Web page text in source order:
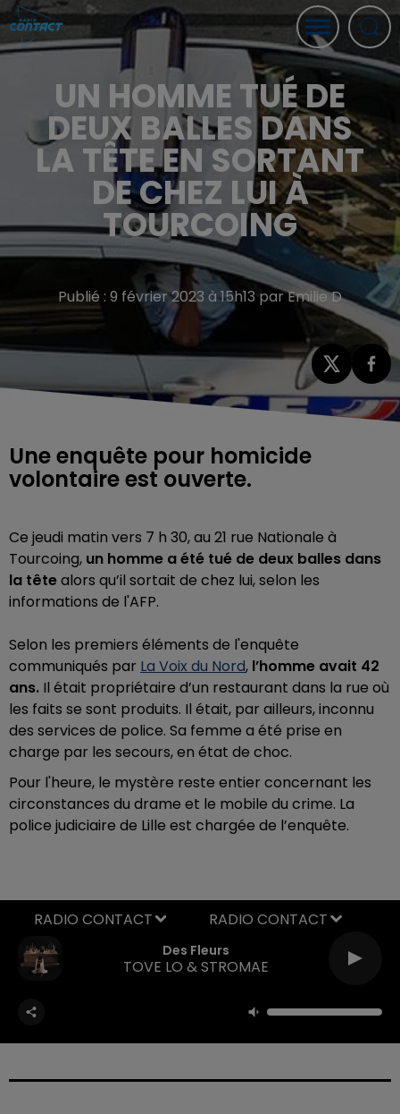
UN HOMME TUÉ DE
DEUX BALLES DANS
LA TÊTE EN SORTANT
DE CHEZ LUI À
TOURCOING
Publié : 9 février 2023 à 15h13 par Emilie D
Une enquête pour homicide
volontaire est ouverte.
Ce jeudi matin vers 7 h 30, au 21 rue Nationale à
Tourcoing, un homme a été tué de deux balles dans
la têtealors qu’il sortait de chez lui, selon les
informations de l'AFP.
Selon les premiers éléments de l'enquête
communiqués par La Voix du Nord, l’homme avait 42
ans. Il était propriétaire d’un restaurant dans la rue où
les faits se sont produits. Il était, par ailleurs, inconnu
des services de police. Sa femme a été prise en
charge par les secours, en état de choc.
Pour l'heure, le mystère reste entier concernant les
circonstances du drame et le mobile du crime. La
police judiciaire de Lille est chargée de l’enquête.
Des Fleurs
TOVE LO & STROMAE
RADIO CONTACT